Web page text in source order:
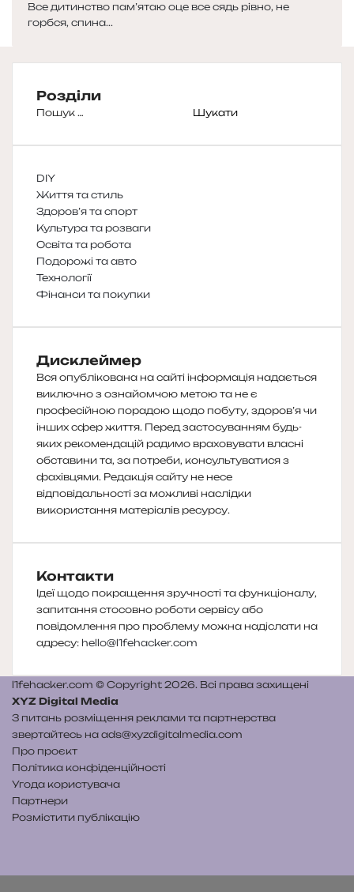
Все дитинство пам’ятаю оце все сядь рівно, не
горбся, спина...
Розділи
Пошук:
DIY
Життя та стиль
Здоров’я та спорт
Культура та розваги
Освіта та робота
Подорожі та авто
Технології
Фінанси та покупки
Дисклеймер
Вся опублікована на сайті інформація надається
виключно з ознайомчою метою та не є
професійною порадою щодо побуту, здоров’я чи
інших сфер життя. Перед застосуванням будь-
яких рекомендацій радимо враховувати власні
обставини та, за потреби, консультуватися з
фахівцями. Редакція сайту не несе
відповідальності за можливі наслідки
використання матеріалів ресурсу.
Контакти
Ідеї щодо покращення зручності та функціоналу,
запитання стосовно роботи сервісу або
повідомлення про проблему можна надіслати на
адресу: hello@l1fehacker.com
l1fehacker.com © Copyright 2026. Всі права захищені
XYZ Digital Media
З питань розміщення реклами та партнерства
звертайтесь на ads@xyzdigitalmedia.com
Про проєкт
Політика конфіденційності
Угода користувача
Партнери
Розмістити публікацію